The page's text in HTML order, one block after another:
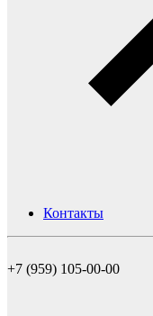
Контакты
+7 (959) 105-00-00